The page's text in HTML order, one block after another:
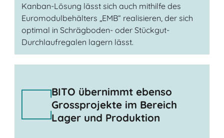
Kanban-Lösung lässt sich auch mithilfe des
Euromodulbehälters „EMB“ realisieren, der sich
optimal in Schrägboden- oder Stückgut-
Durchlaufregalen lagern lässt.
BITO übernimmt ebenso
Grossprojekte im Bereich
Lager und Produktion